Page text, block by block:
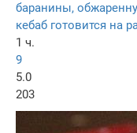
баранины,
кебаб готовится на
1 ч.
9
5.0
203